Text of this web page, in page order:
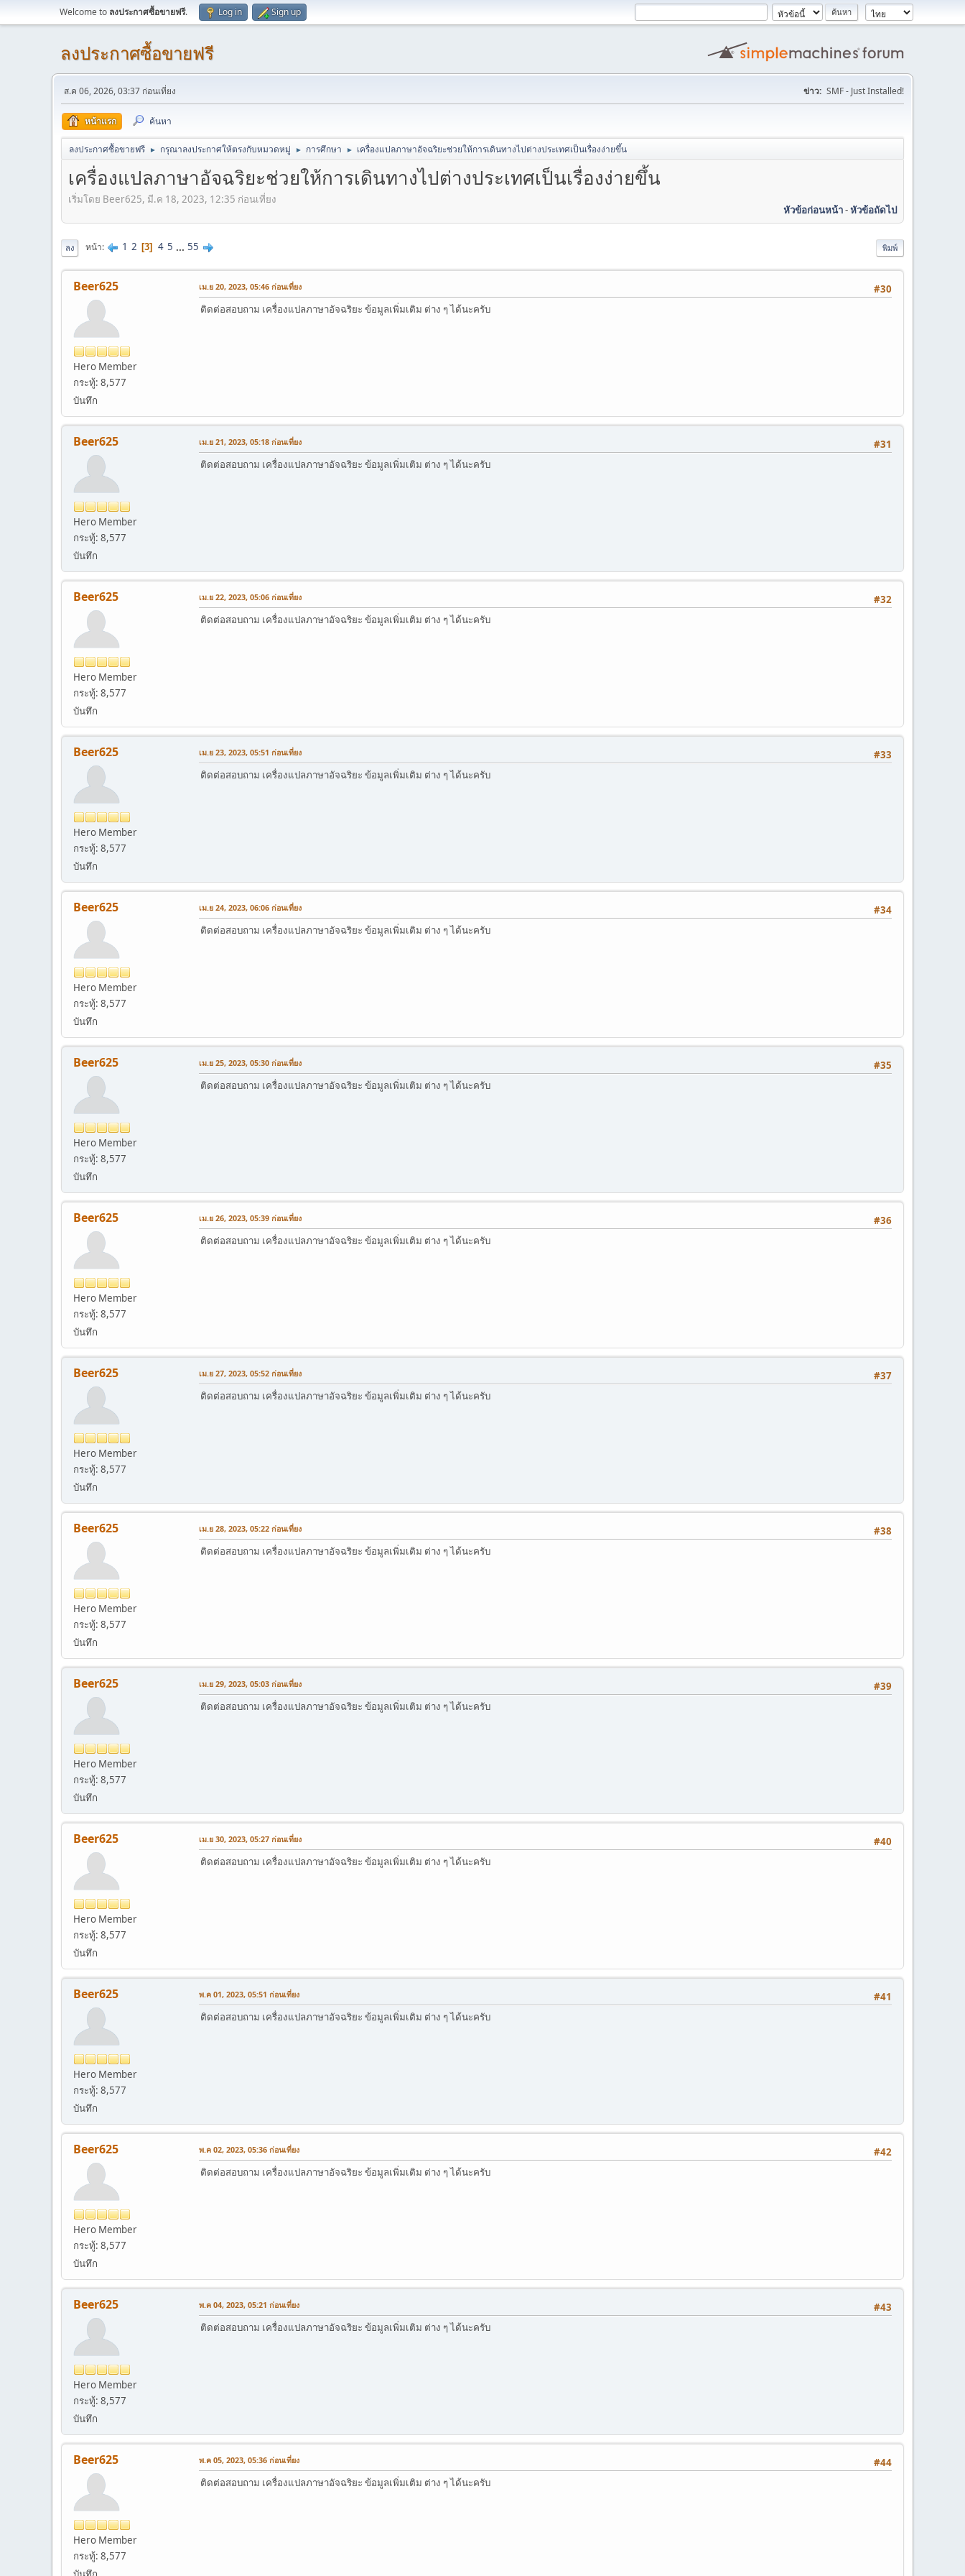
Welcome to ลงประกาศซื้อขายฟรี. Log in Sign up
ลงประกาศซื้อขายฟรี
ส.ค 06, 2026, 03:37 ก่อนเที่ยง ข่าว: SMF - Just Installed!
หน้าแรก ค้นหา
ลงประกาศซื้อขายฟรี ► กรุณาลงประกาศให้ตรงกับหมวดหมู่ ► การศึกษา ► เครื่องแปลภาษาอัจฉริยะช่วยให้การเดินทางไปต่างประเทศเป็นเรื่องง่ายขึ้น
เครื่องแปลภาษาอัจฉริยะช่วยให้การเดินทางไปต่างประเทศเป็นเรื่องง่ายขึ้น
เริ่มโดย Beer625, มี.ค 18, 2023, 12:35 ก่อนเที่ยง
หัวข้อก่อนหน้า-หัวข้อถัดไป
พิมพ์
ลง หน้า 1 2 3 4 5 ... 55
Beer625
Hero Member
กระทู้: 8,577
บันทึก
#30
เม.ย 20, 2023, 05:46 ก่อนเที่ยง
ติดต่อสอบถาม เครื่องแปลภาษาอัจฉริยะ ข้อมูลเพิ่มเติม ต่าง ๆ ได้นะครับ
Beer625
Hero Member
กระทู้: 8,577
บันทึก
#31
เม.ย 21, 2023, 05:18 ก่อนเที่ยง
ติดต่อสอบถาม เครื่องแปลภาษาอัจฉริยะ ข้อมูลเพิ่มเติม ต่าง ๆ ได้นะครับ
Beer625
Hero Member
กระทู้: 8,577
บันทึก
#32
เม.ย 22, 2023, 05:06 ก่อนเที่ยง
ติดต่อสอบถาม เครื่องแปลภาษาอัจฉริยะ ข้อมูลเพิ่มเติม ต่าง ๆ ได้นะครับ
Beer625
Hero Member
กระทู้: 8,577
บันทึก
#33
เม.ย 23, 2023, 05:51 ก่อนเที่ยง
ติดต่อสอบถาม เครื่องแปลภาษาอัจฉริยะ ข้อมูลเพิ่มเติม ต่าง ๆ ได้นะครับ
Beer625
Hero Member
กระทู้: 8,577
บันทึก
#34
เม.ย 24, 2023, 06:06 ก่อนเที่ยง
ติดต่อสอบถาม เครื่องแปลภาษาอัจฉริยะ ข้อมูลเพิ่มเติม ต่าง ๆ ได้นะครับ
Beer625
Hero Member
กระทู้: 8,577
บันทึก
#35
เม.ย 25, 2023, 05:30 ก่อนเที่ยง
ติดต่อสอบถาม เครื่องแปลภาษาอัจฉริยะ ข้อมูลเพิ่มเติม ต่าง ๆ ได้นะครับ
Beer625
Hero Member
กระทู้: 8,577
บันทึก
#36
เม.ย 26, 2023, 05:39 ก่อนเที่ยง
ติดต่อสอบถาม เครื่องแปลภาษาอัจฉริยะ ข้อมูลเพิ่มเติม ต่าง ๆ ได้นะครับ
Beer625
Hero Member
กระทู้: 8,577
บันทึก
#37
เม.ย 27, 2023, 05:52 ก่อนเที่ยง
ติดต่อสอบถาม เครื่องแปลภาษาอัจฉริยะ ข้อมูลเพิ่มเติม ต่าง ๆ ได้นะครับ
Beer625
Hero Member
กระทู้: 8,577
บันทึก
#38
เม.ย 28, 2023, 05:22 ก่อนเที่ยง
ติดต่อสอบถาม เครื่องแปลภาษาอัจฉริยะ ข้อมูลเพิ่มเติม ต่าง ๆ ได้นะครับ
Beer625
Hero Member
กระทู้: 8,577
บันทึก
#39
เม.ย 29, 2023, 05:03 ก่อนเที่ยง
ติดต่อสอบถาม เครื่องแปลภาษาอัจฉริยะ ข้อมูลเพิ่มเติม ต่าง ๆ ได้นะครับ
Beer625
Hero Member
กระทู้: 8,577
บันทึก
#40
เม.ย 30, 2023, 05:27 ก่อนเที่ยง
ติดต่อสอบถาม เครื่องแปลภาษาอัจฉริยะ ข้อมูลเพิ่มเติม ต่าง ๆ ได้นะครับ
Beer625
Hero Member
กระทู้: 8,577
บันทึก
#41
พ.ค 01, 2023, 05:51 ก่อนเที่ยง
ติดต่อสอบถาม เครื่องแปลภาษาอัจฉริยะ ข้อมูลเพิ่มเติม ต่าง ๆ ได้นะครับ
Beer625
Hero Member
กระทู้: 8,577
บันทึก
#42
พ.ค 02, 2023, 05:36 ก่อนเที่ยง
ติดต่อสอบถาม เครื่องแปลภาษาอัจฉริยะ ข้อมูลเพิ่มเติม ต่าง ๆ ได้นะครับ
Beer625
Hero Member
กระทู้: 8,577
บันทึก
#43
พ.ค 04, 2023, 05:21 ก่อนเที่ยง
ติดต่อสอบถาม เครื่องแปลภาษาอัจฉริยะ ข้อมูลเพิ่มเติม ต่าง ๆ ได้นะครับ
Beer625
Hero Member
กระทู้: 8,577
#44
พ.ค 05, 2023, 05:36 ก่อนเที่ยง
ติดต่อสอบถาม เครื่องแปลภาษาอัจฉริยะ ข้อมูลเพิ่มเติม ต่าง ๆ ได้นะครับ